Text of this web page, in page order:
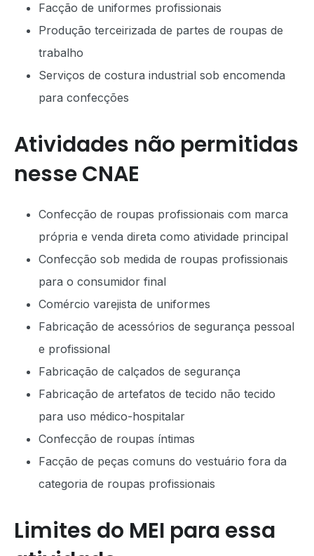
Facção de uniformes profissionais
Produção terceirizada de partes de roupas de
trabalho
Serviços de costura industrial sob encomenda
para confecções
Atividades não permitidas
nesse CNAE
Confecção de roupas profissionais com marca
própria e venda direta como atividade principal
Confecção sob medida de roupas profissionais
para o consumidor final
Comércio varejista de uniformes
Fabricação de acessórios de segurança pessoal
e profissional
Fabricação de calçados de segurança
Fabricação de artefatos de tecido não tecido
para uso médico-hospitalar
Confecção de roupas íntimas
Facção de peças comuns do vestuário fora da
categoria de roupas profissionais
Limites do MEI para essa